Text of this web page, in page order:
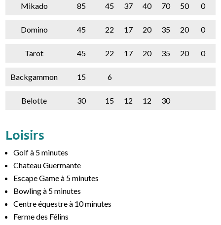
Mikado 85 45 37 40 70 50 0
Domino 45 22 17 20 35 20 0
Tarot 45 22 17 20 35 20 0
Backgammon 15 6
Belotte 30 15 12 12 30
Loisirs
Golf à 5 minutes
Chateau Guermante
Escape Game à 5 minutes
Bowling à 5 minutes
Centre équestre à 10 minutes
Ferme des Félins